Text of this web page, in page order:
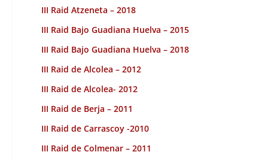
III Raid Atzeneta – 2018
III Raid Bajo Guadiana Huelva – 2015
III Raid Bajo Guadiana Huelva – 2018
III Raid de Alcolea – 2012
III Raid de Alcolea- 2012
III Raid de Berja – 2011
III Raid de Carrascoy -2010
III Raid de Colmenar – 2011